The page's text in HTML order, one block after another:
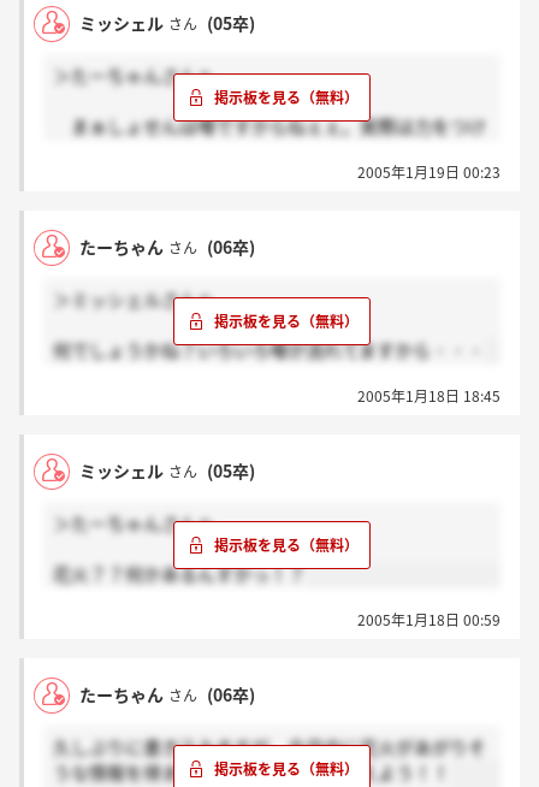
ミッシェル さん (05卒)
＞たーちゃんさんへ
まぁしょせんは噂ですからねぇぇ。実際は力をつけ
2005年1月19日 00:23
たーちゃん さん (06卒)
＞ミッシェルさんへ
何でしょうかね？いろいろ噂が流れてますから・・・
2005年1月18日 18:45
ミッシェル さん (05卒)
＞たーちゃんさんへ
花火？？何かあるんすかっ！？
2005年1月18日 00:59
たーちゃん さん (06卒)
久しぶりに書き込みますが、今月中に花火があがりそ
うな情報を得ましたよ。身の振り方考えよう！！